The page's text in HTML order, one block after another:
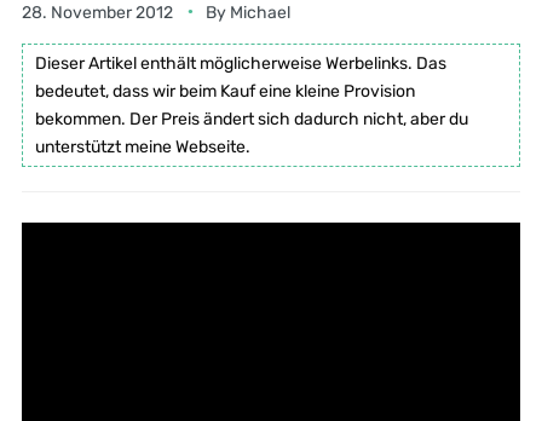
28. November 2012 By Michael
Dieser Artikel enthält möglicherweise Werbelinks. Das
bedeutet, dass wir beim Kauf eine kleine Provision
bekommen. Der Preis ändert sich dadurch nicht, aber du
unterstützt meine Webseite.